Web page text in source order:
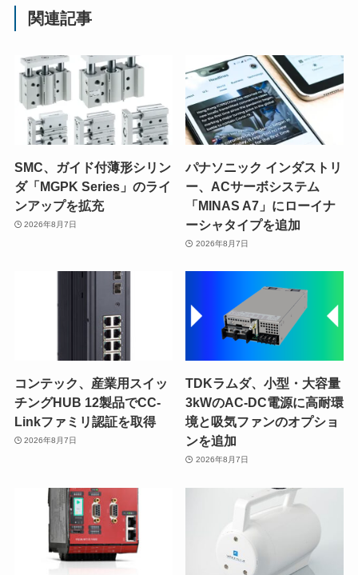
関連記事
SMC、ガイド付薄形シリン
ダ「MGPK Series」のライ
ンアップを拡充
2026年8月7日
パナソニック インダストリ
ー、ACサーボシステム
「MINAS A7」にローイナ
ーシャタイプを追加
2026年8月7日
コンテック、産業用スイッ
チングHUB 12製品でCC-
Linkファミリ認証を取得
2026年8月7日
TDKラムダ、小型・大容量
3kWのAC-DC電源に高耐環
境と吸気ファンのオプショ
ンを追加
2026年8月7日